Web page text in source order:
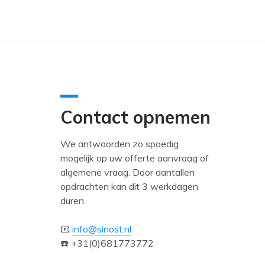
Contact opnemen
We antwoorden zo spoedig
mogelijk op uw offerte aanvraag of
algemene vraag. Door aantallen
opdrachten kan dit 3 werkdagen
duren.
📧 info@sinost.nl
☎️ +31(0)681773772